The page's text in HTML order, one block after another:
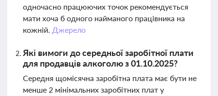
одночасно працюючих точок рекомендується
мати хоча б одного найманого працівника на
кожній. Джерело
Які вимоги до середньої заробітної плати
для продавців алкоголю з 01.10.2025?
Середня щомісячна заробітна плата має бути не
менше 2 мінімальних заробітних плат у